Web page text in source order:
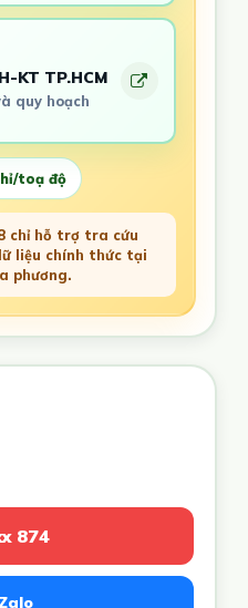
KT TP.HCM
quy hoạch
toạ độ
chỉ hỗ trợ tra cứu
liệu chính thức tại
phương.
874